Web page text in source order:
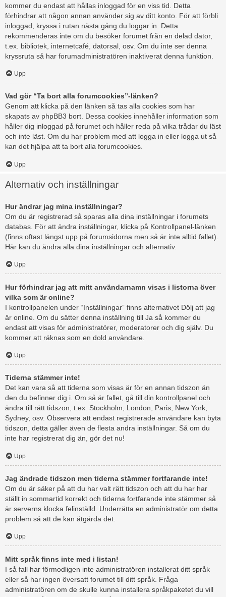
kommer du endast att hållas inloggad för en viss tid. Detta
förhindrar att någon annan använder sig av ditt konto. För att förbli
inloggad, kryssa i rutan nästa gång du loggar in. Detta
rekommenderas inte om du besöker forumet från en delad dator,
t.ex. bibliotek, internetcafé, datorsal, osv. Om du inte ser denna
kryssruta så har forumadministratören inaktiverat denna funktion.
Upp
Vad gör “Ta bort alla forumcookies”-länken?
Genom att klicka på den länken så tas alla cookies som har
skapats av phpBB3 bort. Dessa cookies innehåller information som
håller dig inloggad på forumet och håller reda på vilka trådar du läst
och inte läst. Om du har problem med att logga in eller logga ut så
kan det hjälpa att ta bort alla forumcookies.
Upp
Alternativ och inställningar
Hur ändrar jag mina inställningar?
Om du är registrerad så sparas alla dina inställningar i forumets
databas. För att ändra inställningar, klicka på Kontrollpanel-länken
(finns oftast längst upp på forumsidorna men så är inte alltid fallet).
Här kan du ändra alla dina inställningar och alternativ.
Upp
Hur förhindrar jag att mitt användarnamn visas i listorna över
vilka som är online?
I kontrollpanelen under “Inställningar” finns alternativet Dölj att jag
är online. Om du sätter denna inställning till Ja så kommer du
endast att visas för administratörer, moderatorer och dig själv. Du
kommer att räknas som en dold användare.
Upp
Tiderna stämmer inte!
Det kan vara så att tiderna som visas är för en annan tidszon än
den du befinner dig i. Om så är fallet, gå till din kontrollpanel och
ändra till rätt tidszon, t.ex. Stockholm, London, Paris, New York,
Sydney, osv. Observera att endast registrerade användare kan byta
tidszon, detta gäller även de flesta andra inställningar. Så om du
inte har registrerat dig än, gör det nu!
Upp
Jag ändrade tidszon men tiderna stämmer fortfarande inte!
Om du är säker på att du har valt rätt tidszon och att du har har
ställt in sommartid korrekt och tiderna fortfarande inte stämmer så
är serverns klocka felinställd. Underrätta en administratör om detta
problem så att de kan åtgärda det.
Upp
Mitt språk finns inte med i listan!
I så fall har förmodligen inte administratören installerat ditt språk
eller så har ingen översatt forumet till ditt språk. Fråga
administratören om de skulle kunna installera språkpaketet du vill